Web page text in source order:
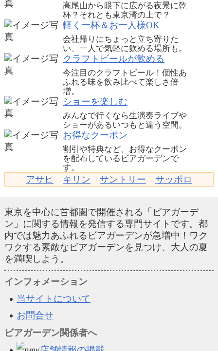
高尾山から眼下に広がる夜景に乾
杯？それとも東京湾の上で？
軽く一杯＆お一人様OK
会社帰りにちょっと立ち寄りた
い、一人で気軽に飲める場所も。
クラフトビールが飲める
今注目のクラフトビール！個性あ
ふれる味を飲み比べて楽しさ倍
増。
ショーを楽しむ
みんなで行くなら生演奏ライブや
ショーがあるいつもと違う空間。
お得なクーポン
割引や特典など、お得なクーポン
を配布しているビアガーデンで
す。
アサヒ キリン サントリー サッポロ
東京を中心に首都圏で開催される「ビアガーデ
ン」に関する情報を発信する専門サイトです。都
内では魅力あふれるビアガーデンが急増中！ワク
ワクする素敵なビアガーデンを見つけ、大人の夏
を満喫しよう。
インフォメーション
当サイトについて
お問合せ
ビアガーデン関係者へ